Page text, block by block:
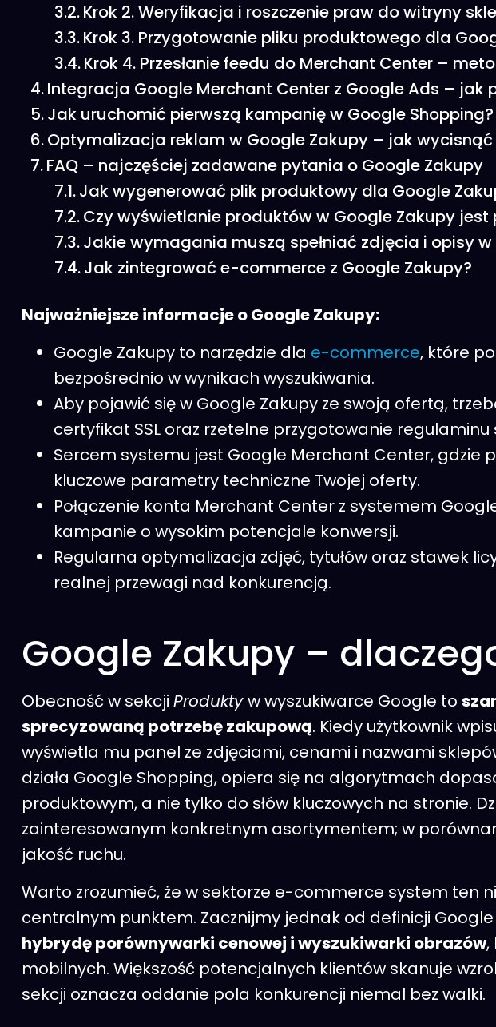
Krok 2. Weryfikacja i roszczenie praw do witryny
Krok 3. Przygotowanie pliku produktowego dla
Krok 4. Przesłanie feedu do Merchant Center –
Integracja Google Merchant Center z Google Ads – jak
Jak uruchomić pierwszą kampanię w Google Shopping?
Optymalizacja reklam w Google Zakupy – jak
FAQ – najczęściej zadawane pytania o Google Zakupy
Jak wygenerować plik produktowy dla Google
Czy wyświetlanie produktów w Google Zakupy jest
Jakie wymagania muszą spełniać zdjęcia i opisy
Jak zintegrować e-commerce z Google Zakupy?
Najważniejsze informacje o Google Zakupy:
Google Zakupy to narzędzie dla e-commerce, które
bezpośrednio w wynikach wyszukiwania.
Aby pojawić się w Google Zakupy ze swoją ofertą,
certyfikat SSL oraz rzetelne przygotowanie regulaminu
Sercem systemu jest Google Merchant Center, gdzie
kluczowe parametry techniczne Twojej oferty.
Połączenie konta Merchant Center z systemem
kampanie o wysokim potencjale konwersji.
Regularna optymalizacja zdjęć, tytułów oraz stawek
realnej przewagi nad konkurencją.
Google Zakupy –
Obecność w sekcji Produktyw wyszukiwarce Google to
sprecyzowaną potrzebę zakupową. Kiedy użytkownik
wyświetla mu panel ze zdjęciami, cenami i nazwami
działa Google Shopping, opiera się na algorytmach
produktowym, a nie tylko do słów kluczowych na stronie.
zainteresowanym konkretnym asortymentem; w
jakość ruchu.
Warto zrozumieć, że w sektorze e-commerce system ten
centralnym punktem. Zacznijmy jednak od definicji
hybrydę porównywarki cenowej i wyszukiwarki obrazów,
mobilnych. Większość potencjalnych klientów skanuje
sekcji oznacza oddanie pola konkurencji niemal bez walki.